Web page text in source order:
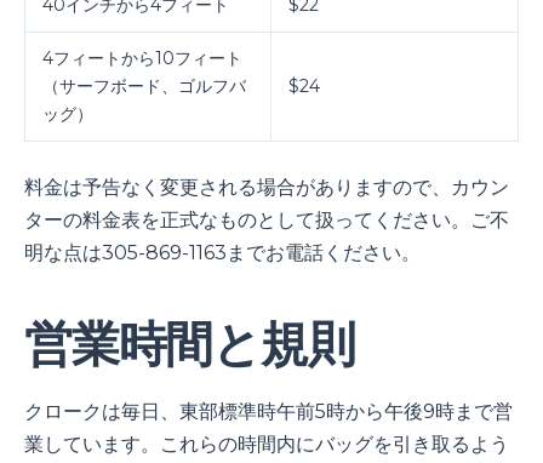
40インチから4フィート $22
4フィートから10フィート
（サーフボード、ゴルフバ
ッグ）
$24
料金は予告なく変更される場合がありますので、カウン
ターの料金表を正式なものとして扱ってください。ご不
明な点は305-869-1163までお電話ください。
営業時間と規則
クロークは毎日、東部標準時午前5時から午後9時まで営
業しています。これらの時間内にバッグを引き取るよう